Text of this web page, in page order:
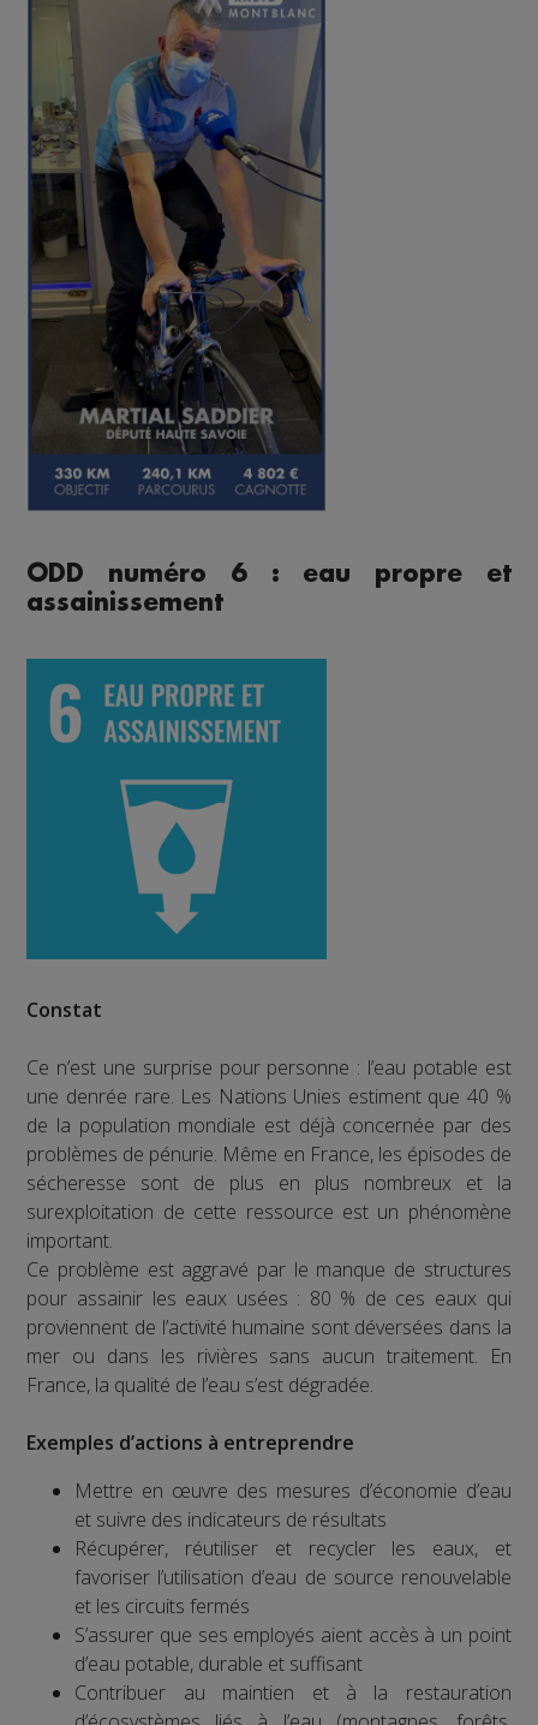
ODD numéro 6 : eau propre et
assainissement
Constat
Ce n’est une surprise pour personne : l’eau potable est
une denrée rare. Les Nations Unies estiment que 40 %
de la population mondiale est déjà concernée par des
problèmes de pénurie. Même en France, les épisodes de
sécheresse sont de plus en plus nombreux et la
surexploitation de cette ressource est un phénomène
important.
Ce problème est aggravé par le manque de structures
pour assainir les eaux usées : 80 % de ces eaux qui
proviennent de l’activité humaine sont déversées dans la
mer ou dans les rivières sans aucun traitement. En
France, la qualité de l’eau s’est dégradée.
Exemples d’actions à entreprendre
Mettre en œuvre des mesures d’économie d’eau
et suivre des indicateurs de résultats
Récupérer, réutiliser et recycler les eaux, et
favoriser l’utilisation d’eau de source renouvelable
et les circuits fermés
S’assurer que ses employés aient accès à un point
d’eau potable, durable et suffisant
Contribuer au maintien et à la restauration